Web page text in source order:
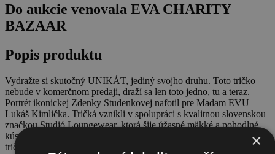
Do aukcie venovala EVA CHARITY
BAZAAR
Popis produktu
Vydražte si skutočný UNIKÁT, jediný svojho druhu. Toto tričko
nebude v komerčnom predaji, draží sa len toto jedno, tu a teraz.
Portrét ikonickej Zdenky Studenkovej nafotil pre Madam EVU
Lukáš Kimlička. Tričká vznikli v spolupráci s kvalitnou slovenskou
značkou Studió Loungewear, ktorá šije úžasné mäkké a pohodlné
kúsky s dôrazom na zodpovedný prístup k planéte. Nie je to „len
tričko“, ale kvalitný basic kúsok s posolstvom, ktorý vydrží vyzerať
×